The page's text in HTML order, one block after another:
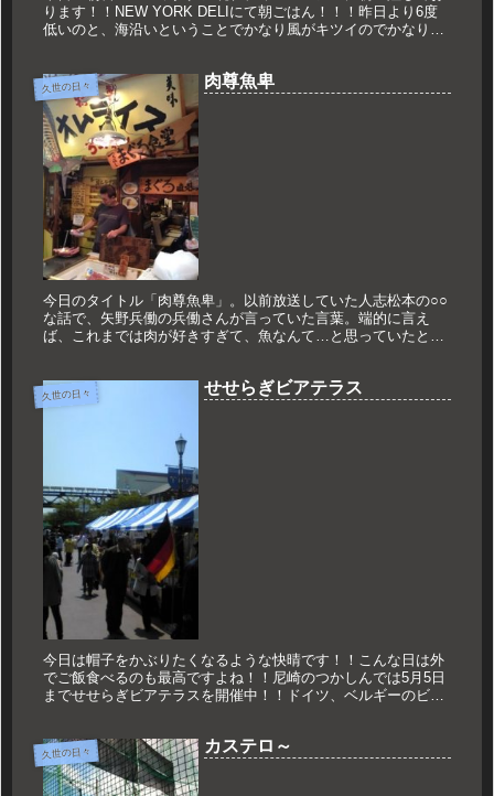
ります！！NEW YORK DELIにて朝ごはん！！！昨日より6度
低いのと、海沿いということでかなり風がキツイのでかなりの
久世の日々 肉尊魚卑
今日のタイトル「肉尊魚卑」。以前放送していた人志松本の○○
な話で、矢野兵働の兵働さんが言っていた言葉。端的に言え
ば、これまでは肉が好きすぎて、魚なんて…と思っていたとい
久世の日々 せせらぎビアテラス
今日は帽子をかぶりたくなるような快晴です！！こんな日は外
でご飯食べるのも最高ですよね！！尼崎のつかしんでは5月5日
までせせらぎビアテラスを開催中！！ドイツ、ベルギーのビー
久世の日々 カステロ～